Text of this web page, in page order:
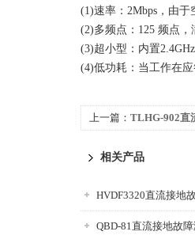
(1)速率：2Mbps，由
(2)多频点：125 频点
(3)超小型：内置
(4)低功耗：当工作在
上一篇： TLHG-902直
相关产品
HVDF3320直流接地
QBD-81直流接地故